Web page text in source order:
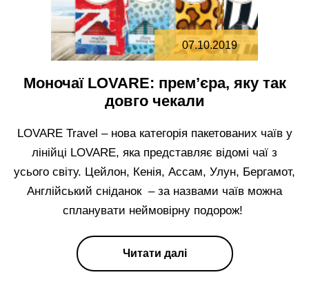
07.10.2019
Моночаї LOVARE: прем’єра, яку так
довго чекали
LOVARE Travel – нова категорія пакетованих чаїв у
лінійці LOVARE, яка представляє відомі чаї з
усього світу. Цейлон, Кенія, Ассам, Улун, Бергамот,
Англійський сніданок – за назвами чаїв можна
спланувати неймовірну подорож!
Читати далі